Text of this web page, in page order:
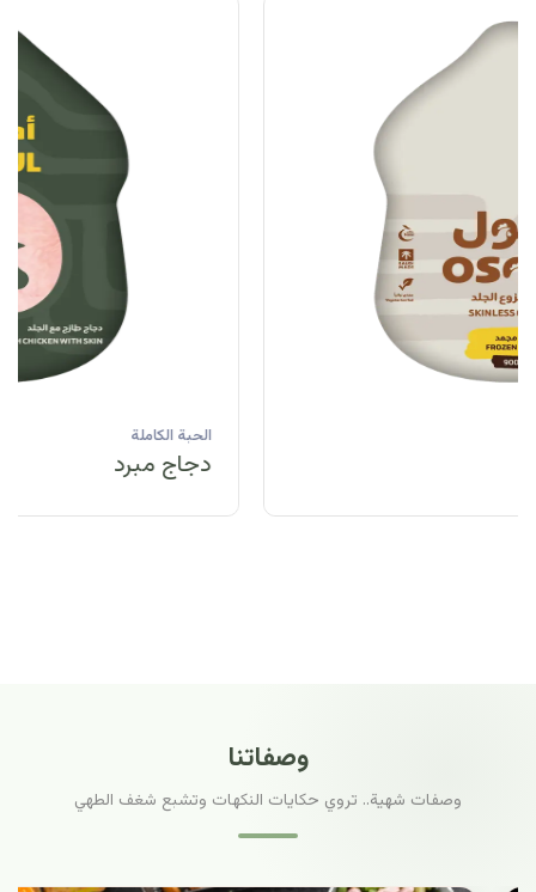
وصفاتنا
وصفات شهية.. تروي حكايات النكهات وتشبع شغف الطهي